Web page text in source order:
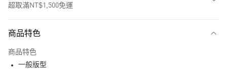
超取滿NT$1,500免運
商品特色
商品特色
一般版型